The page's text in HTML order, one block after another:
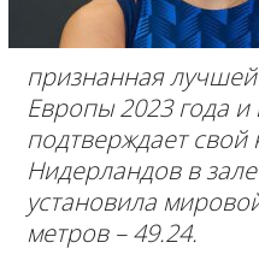
признанная лучшей
Европы 2023 года
подтверждает свой
Нидерландов в
установила
метров – 49.24.